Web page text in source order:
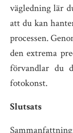
vägledning lär
att du kan
processen.
den extrema
förvandlar du
fotokonst.
Slutsats